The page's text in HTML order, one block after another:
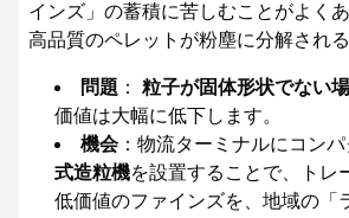
インズ」の蓄積に苦しむことがよく
高品質のペレットが粉塵に分解される
問題 ： 粒子が固体形状でない
価値は大幅に低下します。
機会：物流ターミナルにコン
式造粒機を設置することで、トレ
低価値のファインズを、地域の「